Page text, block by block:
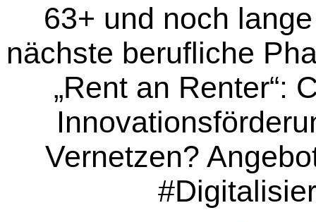
63+ und noch
nächste berufliche
„Rent an Renter“:
Vernetzen?